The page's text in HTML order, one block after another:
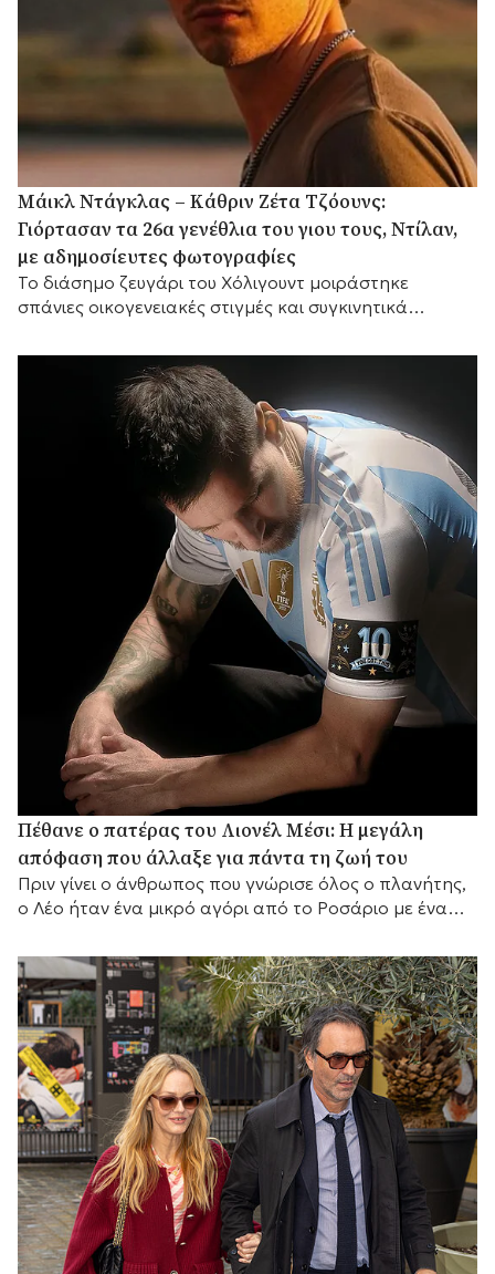
Μάικλ Ντάγκλας – Κάθριν Ζέτα Τζόουνς:
Γιόρτασαν τα 26α γενέθλια του γιου τους, Ντίλαν,
με αδημοσίευτες φωτογραφίες
Το διάσημο ζευγάρι του Χόλιγουντ μοιράστηκε
σπάνιες οικογενειακές στιγμές και συγκινητικά
προσθέτει τις δικές της θερμές ευχές.
Πέθανε ο πατέρας του Λιονέλ Μέσι: Η μεγάλη
απόφαση που άλλαξε για πάντα τη ζωή του
Πριν γίνει ο άνθρωπος που γνώρισε όλος ο πλανήτης,
ο Λέο ήταν ένα μικρό αγόρι από το Ροσάριο με ένα
κυνηγήσει μαζί του